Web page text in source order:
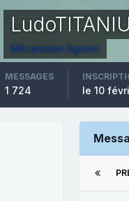
Mécanicien Aguerri
MESSAGES
1 724 le 10